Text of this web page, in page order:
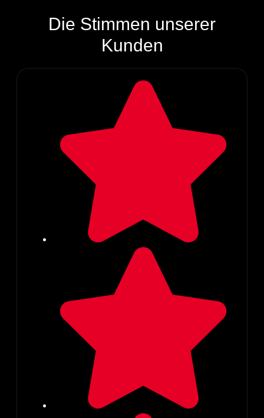
Die Stimmen unserer
Kunden